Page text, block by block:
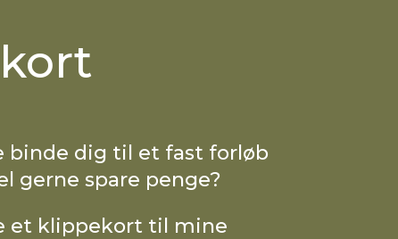
binde dig til et fast forløb
gerne spare penge?
et klippekort til mine